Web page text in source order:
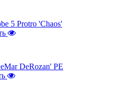
5 Protro 'Chaos'
DeRozan' PE